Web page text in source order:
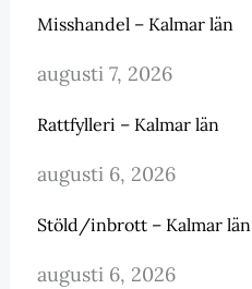
Misshandel – Kalmar län
augusti 7, 2026
Rattfylleri – Kalmar län
augusti 6, 2026
Stöld/inbrott – Kalmar län
augusti 6, 2026